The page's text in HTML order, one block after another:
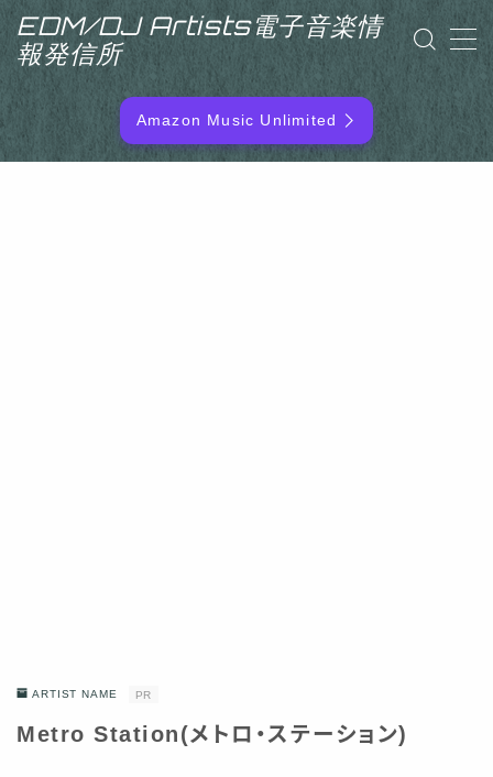
EDM/DJ Artists電子音楽情
報発信所
MENU
EDM/DJ/PD ARTIST
Amazon Music Unlimited
ARTIST NAME PR
Metro Station(メトロ・ステーション)